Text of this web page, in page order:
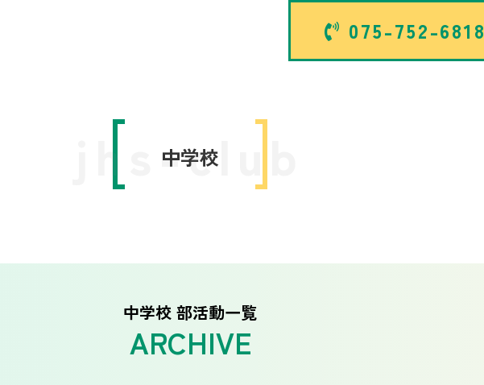
075-752-6818
中学校
jhs-club
中学校 部活動一覧